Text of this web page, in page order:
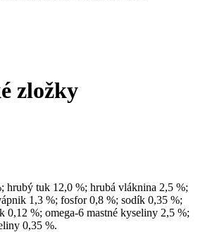
zložky
hrubý tuk 12,0 %; hrubá vláknina 2,5 %;
1,3 %; fosfor 0,8 %; sodík 0,35 %;
0,12 %; omega-6 mastné kyseliny 2,5 %;
0,35 %.